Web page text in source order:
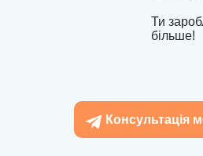
Ти
більше!
Консультація